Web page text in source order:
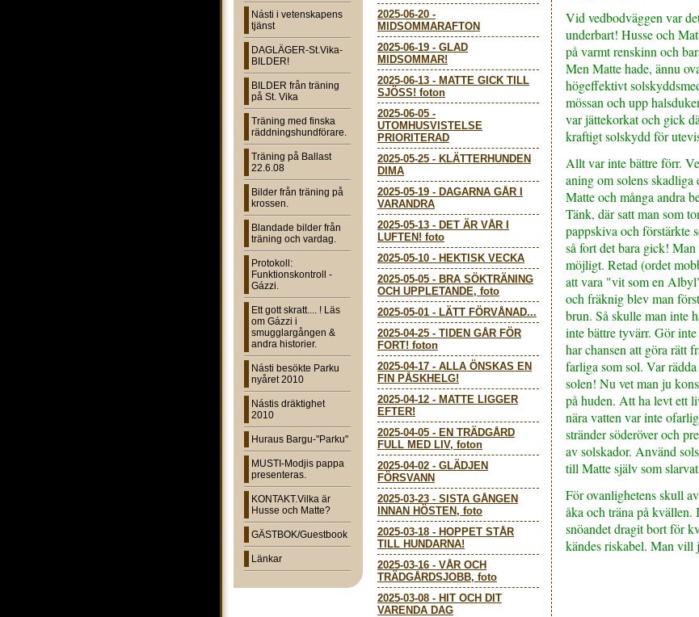
Násti i vetenskapens
tjänst
DAGLÄGER-St.Vika-
BILDER!
BILDER från träning
på St. Vika
Träning med finska
räddningshundförare.
Träning på Ballast
22.6.08
Bilder från träning på
krossen.
Blandade bilder från
träning och vardag.
Protokoll:
Funktionskontroll -
Gázzi.
Ett gott skratt.... ! Läs
om Gázzi i
smugglargången &
andra historier.
Násti besökte Parku
nyåret 2010
Nástis dräktighet
2010
Huraus Bargu-"Parku"
MUSTI-Modjis pappa
presenteras.
KONTAKT.Vilka är
Husse och Matte?
GÄSTBOK/Guestbook
Länkar
2025-06-20 -
MIDSOMMARAFTON
2025-06-19 - GLAD
MIDSOMMAR!
2025-06-13 - MATTE GICK TILL
SJÖSS! foton
2025-06-05 -
UTOMHUSVISTELSE
PRIORITERAD
2025-05-25 - KLÄTTERHUNDEN
DIMA
2025-05-19 - DAGARNA GÅR I
VARANDRA
2025-05-13 - DET ÄR VÅR I
LUFTEN! foto
2025-05-10 - HEKTISK VECKA
2025-05-05 - BRA SÖKTRÄNING
OCH UPPLETANDE, foto
2025-05-01 - LÄTT FÖRVÅNAD...
2025-04-25 - TIDEN GÅR FÖR
FORT! foton
2025-04-17 - ALLA ÖNSKAS EN
FIN PÅSKHELG!
2025-04-12 - MATTE LIGGER
EFTER!
2025-04-05 - EN TRÄDGÅRD
FULL MED LIV, foton
2025-04-02 - GLÄDJEN
FÖRSVANN
2025-03-23 - SISTA GÅNGEN
INNAN HÖSTEN, foto
2025-03-18 - HOPPET STÅR
TILL HUNDARNA!
2025-03-16 - VÅR OCH
TRÄDGÅRDSJOBB, foto
2025-03-08 - HIT OCH DIT
VARENDA DAG
Vid vedbodväggen var
underbart! Husse och
på varmt renskinn och
Men Matte hade, ännu
högeffektivt
mössan och upp
var jättekorkat och gick
kraftigt solskydd för
Allt var inte bättre förr.
aning om solens
Matte och många andra
Tänk, där satt man som
pappskiva och förstärkte
så fort det bara gick!
möjligt. Retad (ordet
att vara "vit som en
och fräknig blev man
brun. Så skulle man inte
inte bättre tyvärr. Gör
har chansen att göra rätt
farliga som sol. Var
solen! Nu vet man ju
på huden. Att ha levt ett
nära vatten var inte
stränder söderöver och
av solskador. Använd
till Matte själv som
För ovanlighetens skull
åka och träna på kvällen.
snöandet dragit bort för
kändes riskabel. Man vill